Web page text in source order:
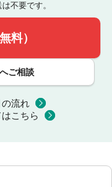
不要です。
料）
ご相談
流れ
こちら